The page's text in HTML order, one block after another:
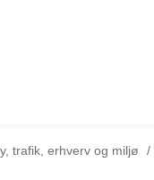
til
trafik, erhverv og miljø /